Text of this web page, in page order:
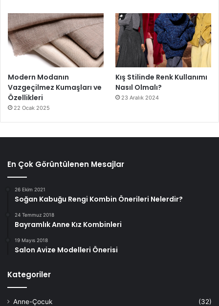
Modern Modanın
Vazgeçilmez Kumaşları ve
Özellikleri
22 Ocak 2025
Kış Stilinde Renk Kullanımı
Nasıl Olmalı?
23 Aralık 2024
En Çok Görüntülenen Mesajlar
26 Ekim 2021
Soğan Kabuğu Rengi Kombin Önerileri Nelerdir?
24 Temmuz 2018
Bayramlık Anne Kız Kombinleri
19 Mayıs 2018
Salon Avize Modelleri Önerisi
Kategoriler
Anne-Çocuk
(32)